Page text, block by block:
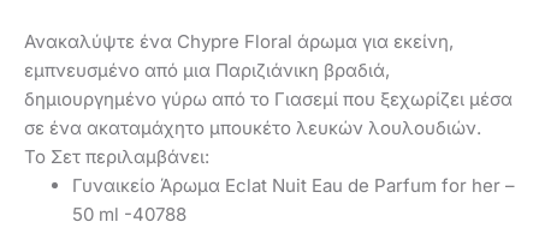
Ανακαλύψτε ένα Chypre Floral άρωμα για εκείνη,
εμπνευσμένο από μια Παριζιάνικη βραδιά,
δημιουργημένο γύρω από το Γιασεμί που ξεχωρίζει μέσα
σε ένα ακαταμάχητο μπουκέτο λευκών λουλουδιών.
Το Σετ περιλαμβάνει:
Γυναικείο Άρωμα Eclat Nuit Eau de Parfum for her –
50 ml -40788